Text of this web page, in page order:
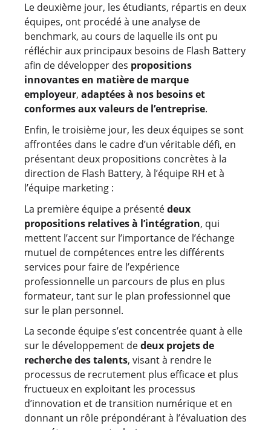
Le deuxième jour, les étudiants, répartis en deux
équipes, ont procédé à une analyse de
benchmark, au cours de laquelle ils ont pu
réfléchir aux principaux besoins de Flash Battery
afin de développer des propositions
innovantes en matière de marque
employeur, adaptées à nos besoins et
conformes aux valeurs de l’entreprise.
Enfin, le troisième jour, les deux équipes se sont
affrontées dans le cadre d’un véritable défi, en
présentant deux propositions concrètes à la
direction de Flash Battery, à l’équipe RH et à
l’équipe marketing :
La première équipe a présentédeux
propositions relatives à l’intégration, qui
mettent l’accent sur l’importance de l’échange
mutuel de compétences entre les différents
services pour faire de l’expérience
professionnelle un parcours de plus en plus
formateur, tant sur le plan professionnel que
sur le plan personnel.
La seconde équipe s’est concentrée quant à elle
sur le développement dedeux projets de
recherche des talents, visant à rendre le
processus de recrutement plus efficace et plus
fructueux en exploitant les processus
d’innovation et de transition numérique et en
donnant un rôle prépondérant à l’évaluation des